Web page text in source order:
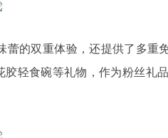
的双重体验，还提供了多重
轻食碗等礼物，作为粉丝礼